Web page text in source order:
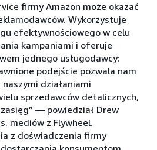
firmy Amazon może okazać
Wykorzystuje
efektywnościowego w celu
kampaniami i oferuje
jednego usługodawcy:
podejście pozwala nam
działaniami
sprzedawców detalicznych,
— powiedział Drew
mediów z Flywheel.
z doświadczenia firmy